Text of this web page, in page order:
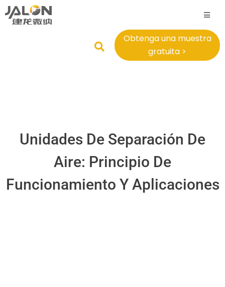
Obtenga una muestra
gratuita >
Unidades De Separación De
Aire: Principio De
Funcionamiento Y Aplicaciones